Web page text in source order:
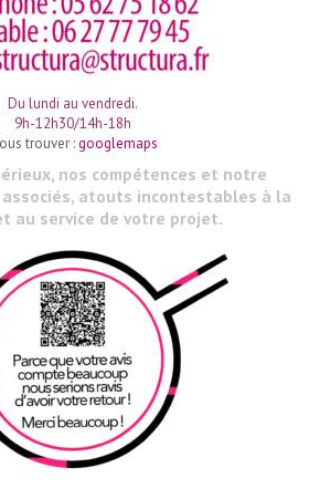
Du lundi au vendredi.
9h-12h30/14h-18h
trouver :googlemaps
nos compétences et notre
atouts incontestables à la
au service de votre projet.